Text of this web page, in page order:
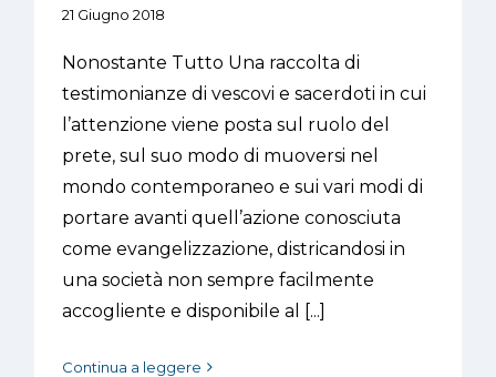
21 Giugno 2018
Nonostante Tutto Una raccolta di
testimonianze di vescovi e sacerdoti in cui
l’attenzione viene posta sul ruolo del
prete, sul suo modo di muoversi nel
mondo contemporaneo e sui vari modi di
portare avanti quell’azione conosciuta
come evangelizzazione, districandosi in
una società non sempre facilmente
accogliente e disponibile al [...]
Continua a leggere